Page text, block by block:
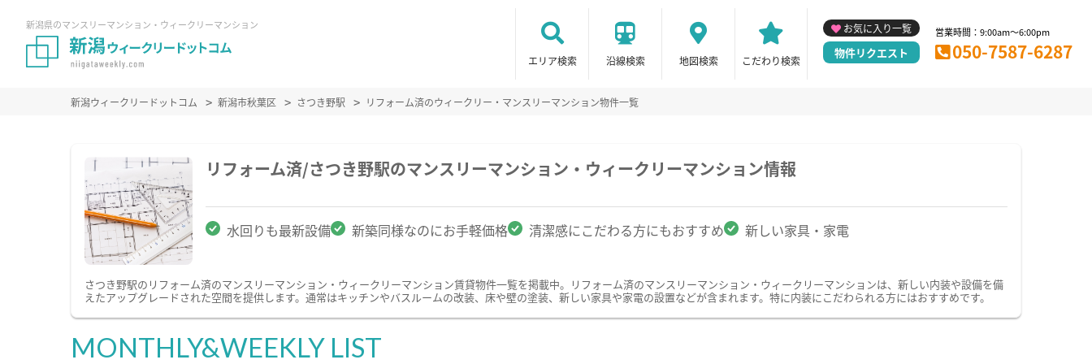
新潟県のマンスリーマンション・ウィークリーマンション
エリア検索 沿線検索 地図検索 こだわり検索
お気に入り一覧
物件リクエスト
営業時間：9:00am～6:00pm
050-7587-6287
新潟ウィークリードットコム 新潟市秋葉区 さつき野駅 リフォーム済のウィークリー・マンスリーマンション物件一覧
リフォーム済/さつき野駅のマンスリーマンション・ウィークリーマンション情報
水回りも最新設備 新築同様なのにお手軽価格 清潔感にこだわる方にもおすすめ 新しい家具・家電
さつき野駅のリフォーム済のマンスリーマンション・ウィークリーマンション賃貸物件一覧を掲載中。リフォーム済のマンスリーマンション・ウィークリーマンションは、新しい内装や設備を備
えたアップグレードされた空間を提供します。通常はキッチンやバスルームの改装、床や壁の塗装、新しい家具や家電の設置などが含まれます。特に内装にこだわられる方にはおすすめです。
MONTHLY&WEEKLY LIST